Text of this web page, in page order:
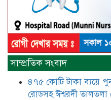
আটঘরিয়ায় বিএনপি নেতার
​​অবৈধ
সরদার
সাম্প্রতিক সংবাদ
৪৭৫ কোটি টাকা ব্যয়ে
রোডসহ ঈশ্বরদী তালতলা